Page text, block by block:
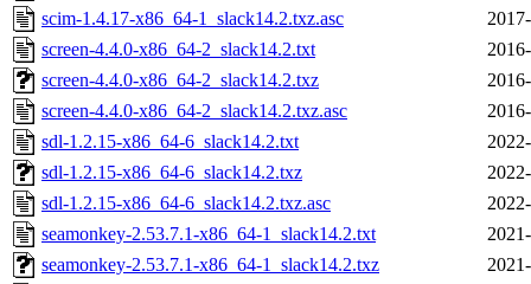
scim-1.4.17-x86_64-1_slack14.2.txz.asc
screen-4.4.0-x86_64-2_slack14.2.txt
screen-4.4.0-x86_64-2_slack14.2.txz
screen-4.4.0-x86_64-2_slack14.2.txz.asc
sdl-1.2.15-x86_64-6_slack14.2.txt
sdl-1.2.15-x86_64-6_slack14.2.txz
sdl-1.2.15-x86_64-6_slack14.2.txz.asc
seamonkey-2.53.7.1-x86_64-1_slack14.2.txt
seamonkey-2.53.7.1-x86_64-1_slack14.2.txz